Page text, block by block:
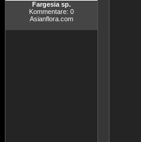
Fargesia sp.
Kommentare: 0
Asianflora.com